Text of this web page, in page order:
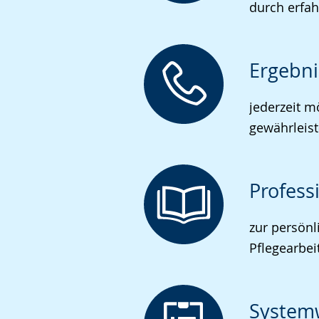
durch
jederzeit
zur